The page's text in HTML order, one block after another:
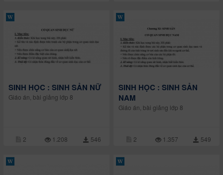
SINH HỌC : SINH SẢN NỮ
Giáo án, bài giảng lớp 8
2 1.208 546
SINH HỌC : SINH SẢN
NAM
Giáo án, bài giảng lớp 8
2 1.357 549